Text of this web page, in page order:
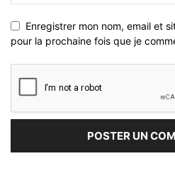
Enregistrer mon nom, email et
pour la prochaine fois que je